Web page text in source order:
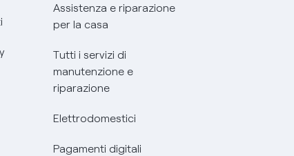
Assistenza e riparazione
per la casa
Tutti i servizi di
manutenzione e
riparazione
Elettrodomestici
Pagamenti digitali